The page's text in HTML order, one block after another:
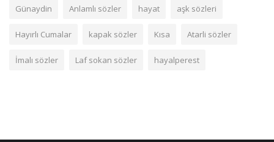
Günaydin Anlamlı sözler hayat aşk sözleri
Hayırlı Cumalar kapak sözler Kısa Atarli sözler
İmalı sözler Laf sokan sözler hayalperest